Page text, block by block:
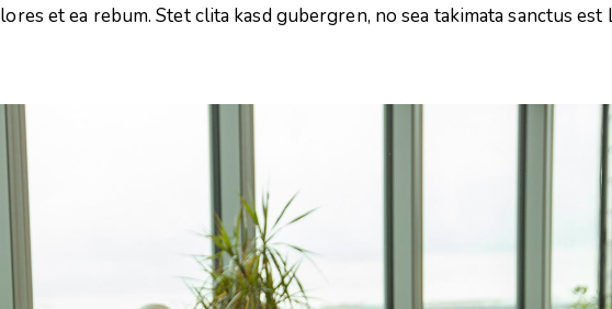
et ea rebum. Stet clita kasd gubergren, no sea takimata sanctus est